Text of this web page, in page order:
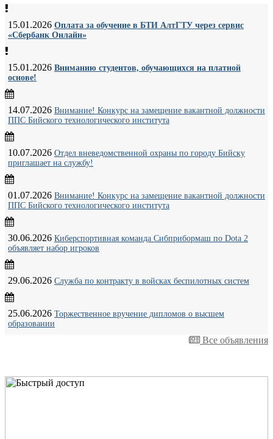
15.01.2026 Оплата за обучение в БТИ АлтГТУ через сервис
«Сбербанк Онлайн»
15.01.2026 Вниманию студентов, обучающихся на платной
основе!
14.07.2026 Внимание! Конкурс на замещение вакантной должности
ППС Бийского технологического института
10.07.2026 Отдел вневедомственной охраны по городу Бийску
приглашает на службу!
01.07.2026 Внимание! Конкурс на замещение вакантной должности
ППС Бийского технологического института
30.06.2026 Киберспортивная команда Сибприбормаш по Dota 2
объявляет набор игроков
29.06.2026 Служба по контракту в войсках беспилотных систем
25.06.2026 Торжественное вручение дипломов о высшем
образовании
Все объявления